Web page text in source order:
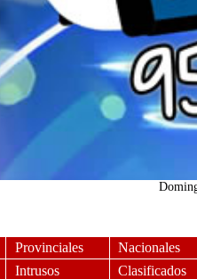
Provinciales
Nacionales
Intrusos Clasificados